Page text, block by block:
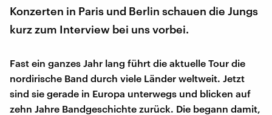
Konzerten in Paris und Berlin schauen die Jungs
kurz zum Interview bei uns vorbei.
Fast ein ganzes Jahr lang führt die aktuelle Tour die
nordirische Band durch viele Länder weltweit. Jetzt
sind sie gerade in Europa unterwegs und blicken auf
zehn Jahre Bandgeschichte zurück. Die begann damit,